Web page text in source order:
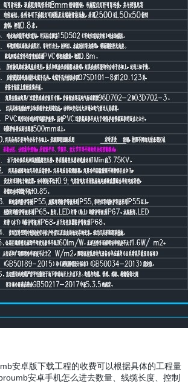
安卓版下载工程的收费可以根据具体的工程量
proumb安卓手机怎么进去数量、线缆长度、控制